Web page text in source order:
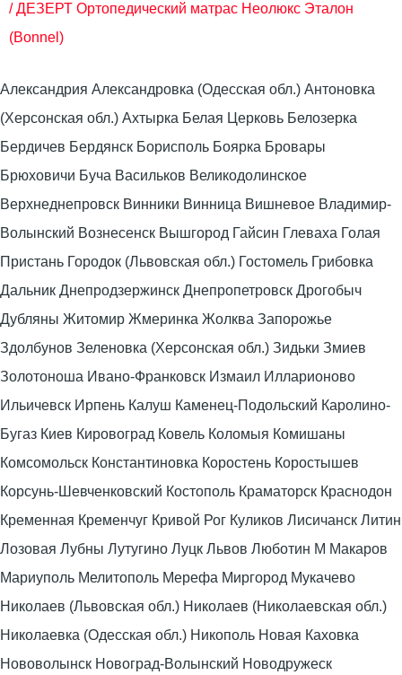
/ ДЕЗЕРТ Ортопедический матрас Неолюкс Эталон
(Bonnel)
Александрия Александровка (Одесская обл.) Антоновка
(Херсонская обл.) Ахтырка Белая Церковь Белозерка
Бердичев Бердянск Борисполь Боярка Бровары
Брюховичи Буча Васильков Великодолинское
Верхнеднепровск Винники Винница Вишневое Владимир-
Волынский Вознесенск Вышгород Гайсин Глеваха Голая
Пристань Городок (Львовская обл.) Гостомель Грибовка
Дальник Днепродзержинск Днепропетровск Дрогобыч
Дубляны Житомир Жмеринка Жолква Запорожье
Здолбунов Зеленовка (Херсонская обл.) Зидьки Змиев
Золотоноша Ивано-Франковск Измаил Илларионово
Ильичевск Ирпень Калуш Каменец-Подольский Каролино-
Бугаз Киев Кировоград Ковель Коломыя Комишаны
Комсомольск Константиновка Коростень Коростышев
Корсунь-Шевченковский Костополь Краматорск Краснодон
Кременная Кременчуг Кривой Рог Куликов Лисичанск Литин
Лозовая Лубны Лутугино Луцк Львов Люботин М Макаров
Мариуполь Мелитополь Мерефа Миргород Мукачево
Николаев (Львовская обл.) Николаев (Николаевская обл.)
Николаевка (Одесская обл.) Никополь Новая Каховка
Нововолынск Новоград-Волынский Новодружеск